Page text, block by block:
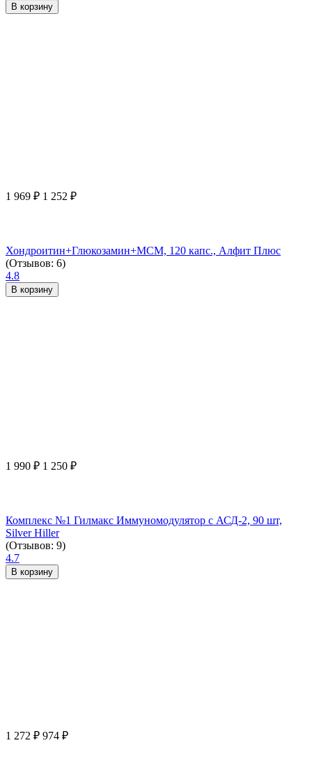
В корзину
1 969 ₽ 1 252 ₽
Хондроитин+Глюкозамин+МСМ, 120 капс., Алфит Плюс
(Отзывов: 6)
4.8
В корзину
1 990 ₽ 1 250 ₽
Комплекс №1 Гилмакс Иммуномодулятор с АСД-2, 90 шт,
Silver Hiller
(Отзывов: 9)
4.7
В корзину
1 272 ₽ 974 ₽